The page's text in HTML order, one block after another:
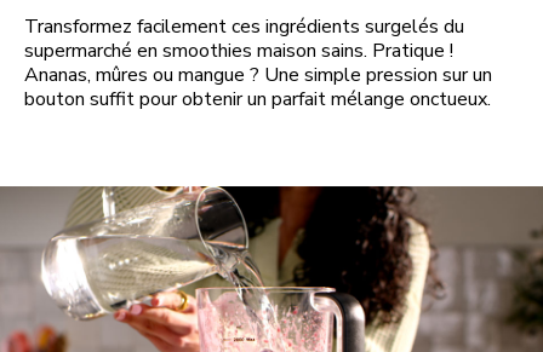
Transformez facilement ces ingrédients surgelés du
supermarché en smoothies maison sains. Pratique !
Ananas, mûres ou mangue ? Une simple pression sur un
bouton suffit pour obtenir un parfait mélange onctueux.